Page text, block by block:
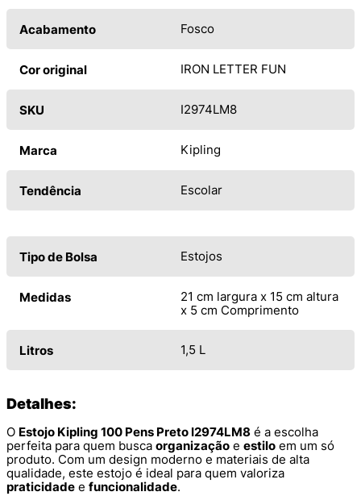
Acabamento Fosco
Cor original IRON LETTER FUN
SKU I2974LM8
Marca Kipling
Tendência Escolar
Tipo de Bolsa Estojos
Medidas
21 cm largura x 15 cm altura
x 5 cm Comprimento
Litros 1,5 L
Detalhes:
O Estojo Kipling 100 Pens Preto I2974LM8 é a escolha
perfeita para quem busca organização e estilo em um só
produto. Com um design moderno e materiais de alta
qualidade, este estojo é ideal para quem valoriza
praticidade e funcionalidade.